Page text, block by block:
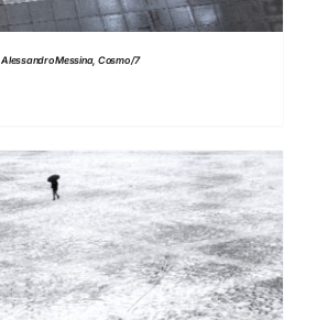
Alessandro Messina, Cosmo /7